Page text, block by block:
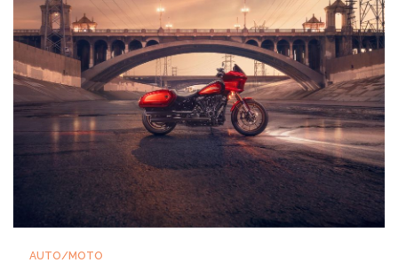
AUTO/MOTO